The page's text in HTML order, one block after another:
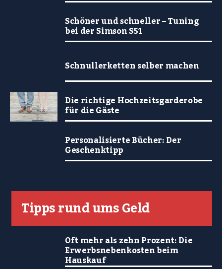
Schöner und schneller – Tuning
bei der Simson S51
Schnullerketten selber machen
Die richtige Hochzeitsgarderobe
für die Gäste
Personalisierte Bücher: Der
Geschenktipp
Tipps rund ums Geld
Oft mehr als zehn Prozent: Die
Erwerbsnebenkosten beim
Hauskauf